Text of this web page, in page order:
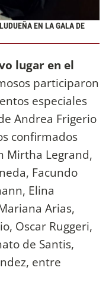
EN LA GALA DE
lugar en el
participaron
especiales
Andrea Frigerio
confirmados
Mirtha Legrand,
Facundo
Elina
Arias,
Oscar Ruggeri,
de Santis,
entre